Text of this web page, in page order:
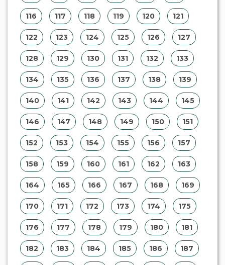
116 117 118 119 120 121
122 123 124 125 126 127
128 129 130 131 132 133
134 135 136 137 138 139
140 141 142 143 144 145
146 147 148 149 150 151
152 153 154 155 156 157
158 159 160 161 162 163
164 165 166 167 168 169
170 171 172 173 174 175
176 177 178 179 180 181
182 183 184 185 186 187